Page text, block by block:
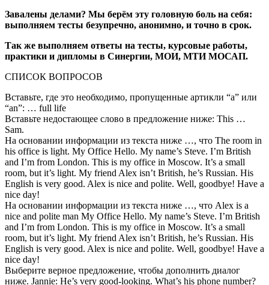
Завалены делами? Мы берём эту головную боль на себя:
выполняем тесты безупречно, анонимно, и точно в срок.
Так же выполняем ответы на тесты, курсовые работы,
практики и дипломы в Синергии, МОИ, МТИ МОСАП.
СПИСОК ВОПРОСОВ
Вставьте, где это необходимо, пропущенные артикли “а” или
“an”: … full life
Вставьте недостающее слово в предложение ниже: This …
Sam.
На основании информации из текста ниже …, что The room in
his office is light. My Office Hello. My name’s Steve. I’m British
and I’m from London. This is my office in Moscow. It’s a small
room, but it’s light. My friend Alex isn’t British, he’s Russian. His
English is very good. Alex is nice and polite. Well, goodbye! Have a
nice day!
На основании информации из текста ниже …, что Alex is a
nice and polite man My Office Hello. My name’s Steve. I’m British
and I’m from London. This is my office in Moscow. It’s a small
room, but it’s light. My friend Alex isn’t British, he’s Russian. His
English is very good. Alex is nice and polite. Well, goodbye! Have a
nice day!
Выберите верное предложение, чтобы дополнить диалог
ниже. Jannie: He’s very good-looking. What’s his phone number?